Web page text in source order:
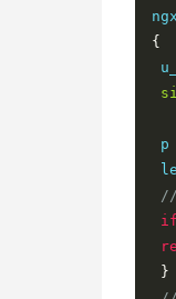
{
p
//
if
}